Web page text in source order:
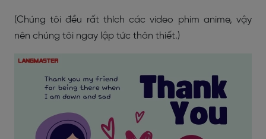
(Chúng tôi đều rất thích các video phim anime, vậy
nên chúng tôi ngay lập tức thân thiết.)